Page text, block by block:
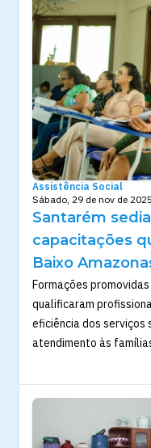
Assistência Social
Sábado, 29 de nov de
Santarém
capacitações
Baixo
Formações
qualificaram
eficiência dos serviços
atendimento às